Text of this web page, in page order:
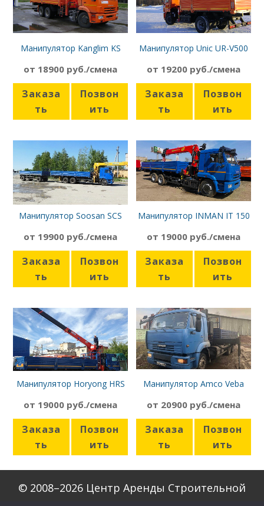
Манипулятор Kanglim KS
от 18900 руб./смена
Заказа
ть
Позвон
ить
Манипулятор Unic UR-V500
от 19200 руб./смена
Заказа
ть
Позвон
ить
Манипулятор Soosan SCS
от 19900 руб./смена
Заказа
ть
Позвон
ить
Манипулятор INMAN IT 150
от 19000 руб./смена
Заказа
ть
Позвон
ить
Манипулятор Horyong HRS
от 19000 руб./смена
Заказа
ть
Позвон
ить
Манипулятор Amco Veba
от 20900 руб./смена
Заказа
ть
Позвон
ить
© 2008–2026 Центр Аренды Строительной